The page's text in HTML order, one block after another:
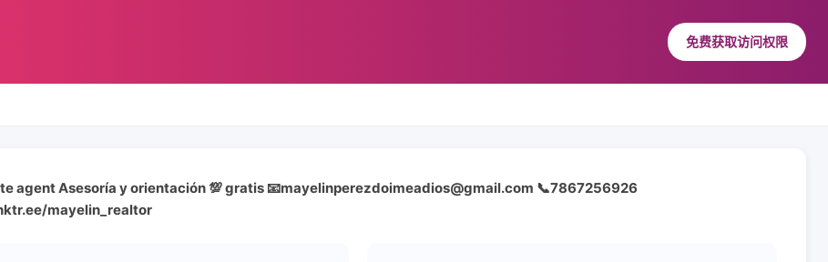
免费获取访问权限
agent Asesoría y orientación 💯 gratis 📧mayelinperezdoimeadios@gmail.com 📞7867256926
mayelin_realtor